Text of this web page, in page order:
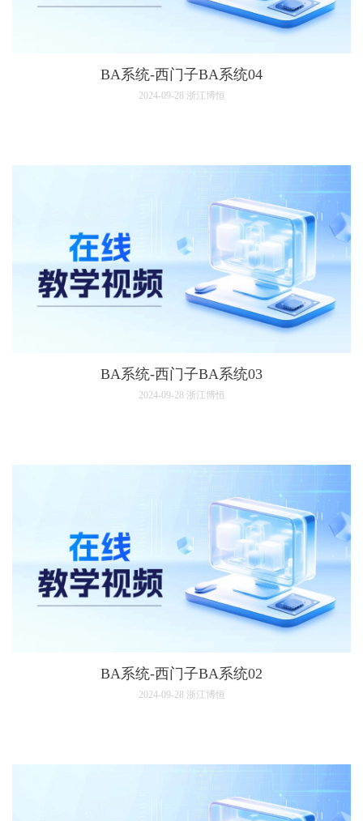
BA系统-西门子BA系统04
2024-09-28 浙江博恒
BA系统-西门子BA系统03
2024-09-28 浙江博恒
BA系统-西门子BA系统02
2024-09-28 浙江博恒